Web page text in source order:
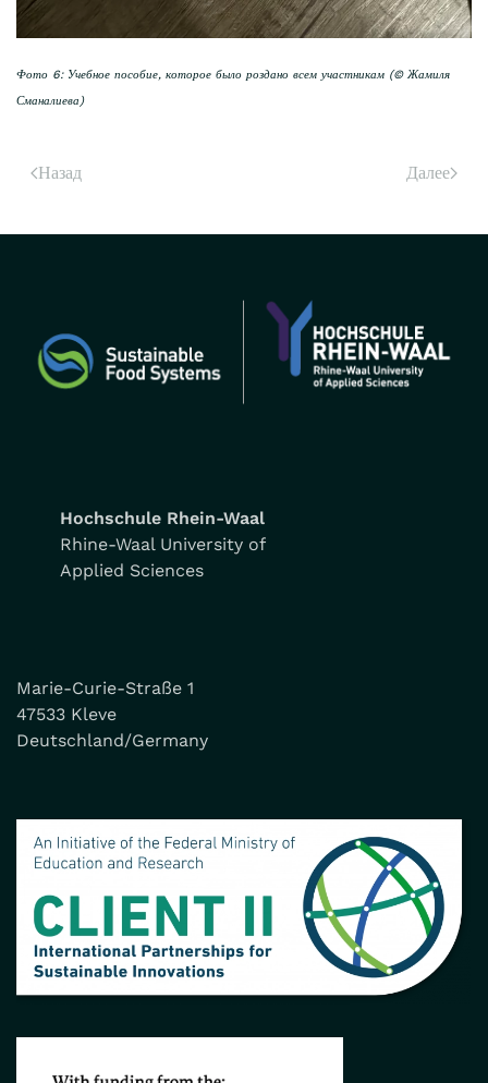
Фото 6: Учебное пособие, которое было роздано всем участникам (© Жамиля
Сманалиева)
Назад Далее
Hochschule Rhein-Waal
Rhine-Waal University of
Applied Sciences
Marie-Curie-Straße 1
47533 Kleve
Deutschland/Germany